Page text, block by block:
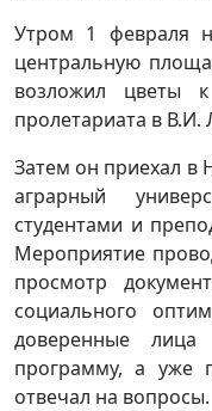
Утром 1 февраля
центральную
возложил цветы
пролетариата в В.И.
Затем он приехал в
аграрный
студентами и
Мероприятие
просмотр
социального
доверенные лица
программу, а уже
отвечал на вопросы.